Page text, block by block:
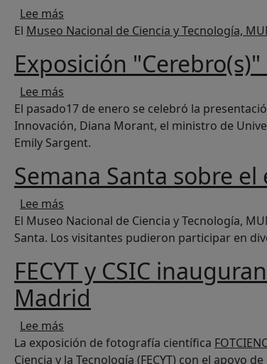
Lee más
El Museo Nacional de Ciencia y Tecnología,
Exposición
Lee más
El pasado17 de enero se celebró la
Innovación, Diana Morant, el ministro de
Emily Sargent.
Semana Santa sobre
Lee más
El Museo Nacional de Ciencia y Tecnología,
Santa. Los visitantes pudieron participar en
FECYT y CSIC
Madrid
Lee más
La exposición de fotografía científica
Ciencia y la Tecnología (FECYT) con el apoyo de